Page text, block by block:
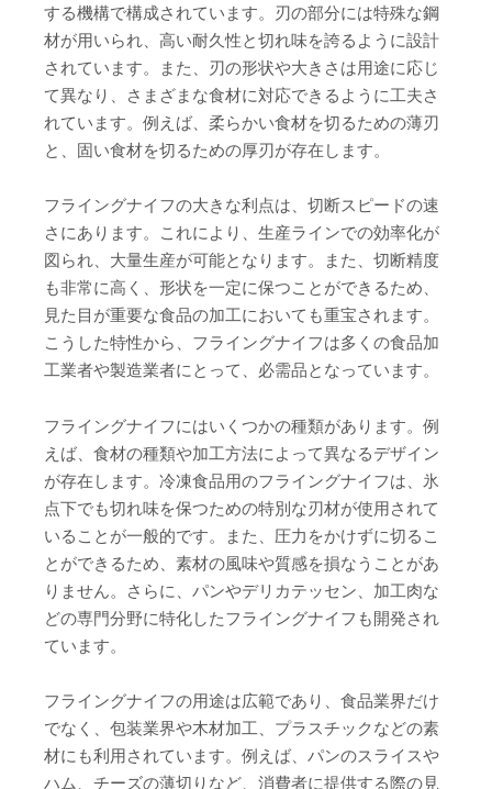
する機構で構成されています。刃の部分には特殊な鋼
材が用いられ、高い耐久性と切れ味を誇るように設計
されています。また、刃の形状や大きさは用途に応じ
て異なり、さまざまな食材に対応できるように工夫さ
れています。例えば、柔らかい食材を切るための薄刃
と、固い食材を切るための厚刃が存在します。
フライングナイフの大きな利点は、切断スピードの速
さにあります。これにより、生産ラインでの効率化が
図られ、大量生産が可能となります。また、切断精度
も非常に高く、形状を一定に保つことができるため、
見た目が重要な食品の加工においても重宝されます。
こうした特性から、フライングナイフは多くの食品加
工業者や製造業者にとって、必需品となっています。
フライングナイフにはいくつかの種類があります。例
えば、食材の種類や加工方法によって異なるデザイン
が存在します。冷凍食品用のフライングナイフは、氷
点下でも切れ味を保つための特別な刃材が使用されて
いることが一般的です。また、圧力をかけずに切るこ
とができるため、素材の風味や質感を損なうことがあ
りません。さらに、パンやデリカテッセン、加工肉な
どの専門分野に特化したフライングナイフも開発され
ています。
フライングナイフの用途は広範であり、食品業界だけ
でなく、包装業界や木材加工、プラスチックなどの素
材にも利用されています。例えば、パンのスライスや
ハム、チーズの薄切りなど、消費者に提供する際の見